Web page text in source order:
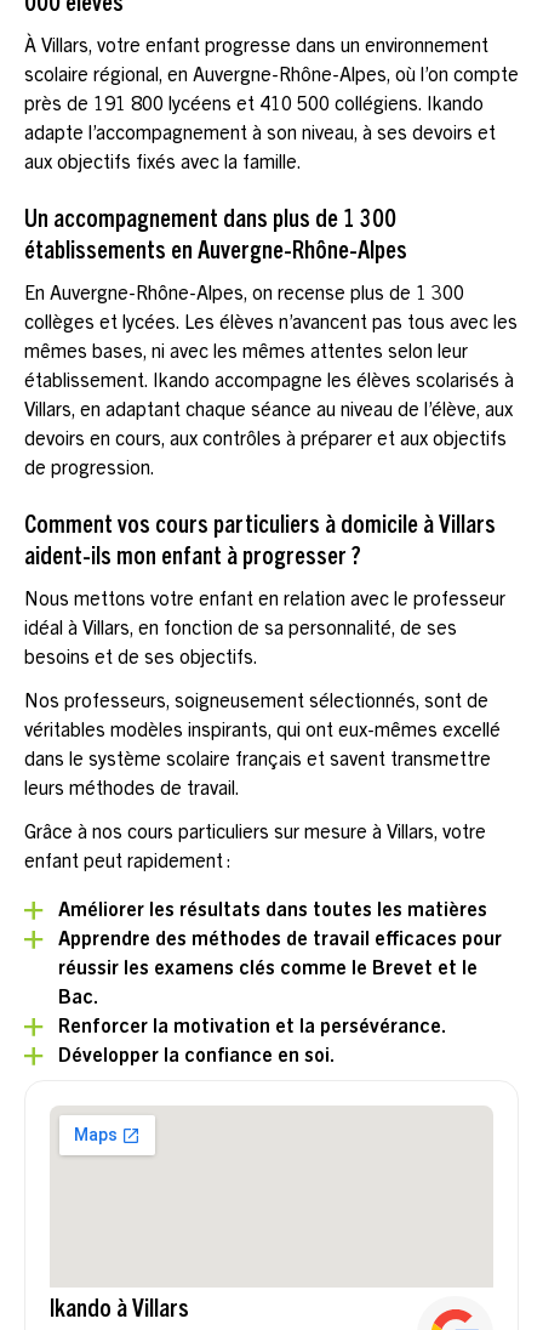
000 élèves
À Villars, votre enfant progresse dans un environnement
scolaire régional, en Auvergne-Rhône-Alpes, où l’on compte
près de 191 800 lycéens et 410 500 collégiens. Ikando
adapte l’accompagnement à son niveau, à ses devoirs et
aux objectifs fixés avec la famille.
Un accompagnement dans plus de 1 300
établissements en Auvergne-Rhône-Alpes
En Auvergne-Rhône-Alpes, on recense plus de 1 300
collèges et lycées. Les élèves n’avancent pas tous avec les
mêmes bases, ni avec les mêmes attentes selon leur
établissement. Ikando accompagne les élèves scolarisés à
Villars, en adaptant chaque séance au niveau de l’élève, aux
devoirs en cours, aux contrôles à préparer et aux objectifs
de progression.
Comment vos cours particuliers à domicile à Villars
aident-ils mon enfant à progresser ?
Nous mettons votre enfant en relation avec le professeur
idéal à Villars, en fonction de sa personnalité, de ses
besoins et de ses objectifs.
Nos professeurs, soigneusement sélectionnés, sont de
véritables modèles inspirants, qui ont eux-mêmes excellé
dans le système scolaire français et savent transmettre
leurs méthodes de travail.
Grâce à nos cours particuliers sur mesure à Villars, votre
enfant peut rapidement :
Améliorer les résultats dans toutes les matières
Apprendre des méthodes de travail efficaces pour
réussir les examens clés comme le Brevet et le
Bac.
Renforcer la motivation et la persévérance.
Développer la confiance en soi.
Ikando à Villars